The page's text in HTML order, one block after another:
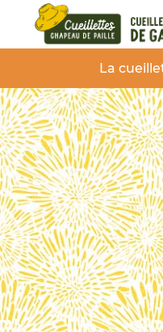
La
Panneau de gestion des